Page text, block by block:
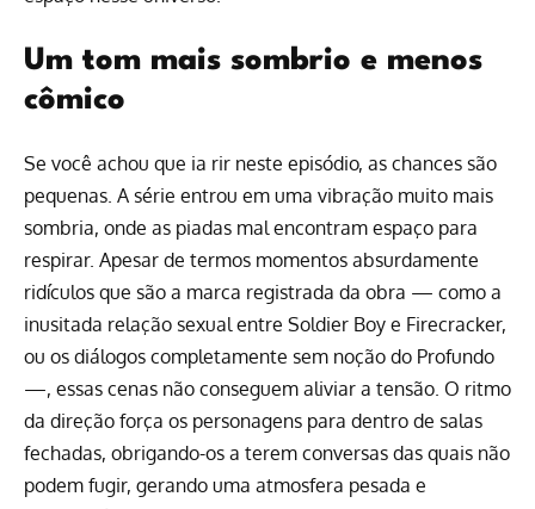
Um tom mais sombrio e menos
cômico
Se você achou que ia rir neste episódio, as chances são
pequenas. A série entrou em uma vibração muito mais
sombria, onde as piadas mal encontram espaço para
respirar. Apesar de termos momentos absurdamente
ridículos que são a marca registrada da obra — como a
inusitada relação sexual entre Soldier Boy e Firecracker,
ou os diálogos completamente sem noção do Profundo
—, essas cenas não conseguem aliviar a tensão. O ritmo
da direção força os personagens para dentro de salas
fechadas, obrigando-os a terem conversas das quais não
podem fugir, gerando uma atmosfera pesada e